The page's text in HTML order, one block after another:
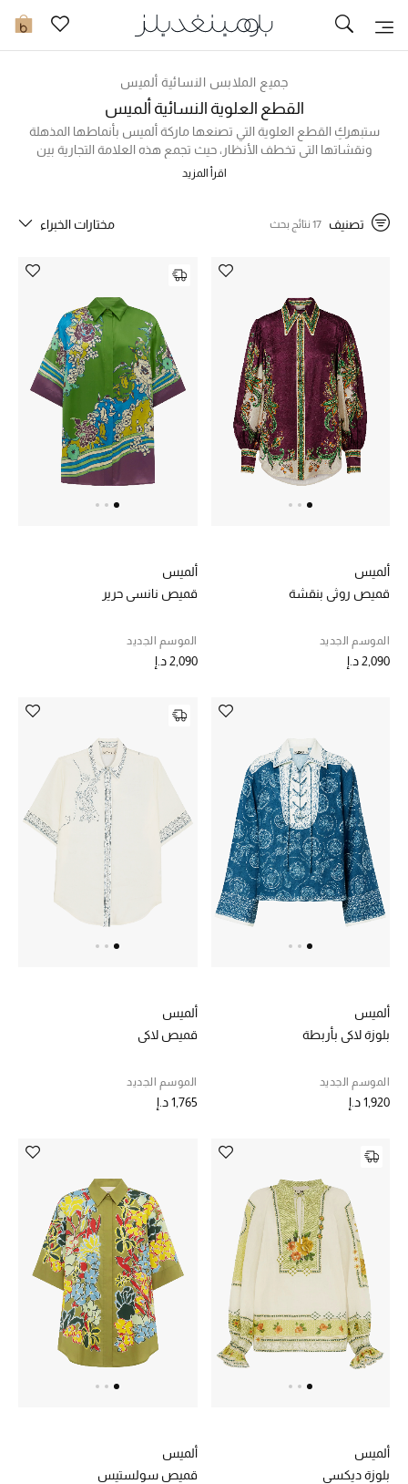
0 تخفيضات
جديد في الخصومات
النساء
الأطفال
مستلزمات المنزل
خصم حتى 70%
الموسم الجديد
الحقائب النسائية
أحذية النسائية
الرجال
الجمال
الأطفال
المجوهرات
جديد لدينا
نسوقوا أحدث ما وصلنا
عرض جميع المنتجات
خصومات
ما وصلنا حديثاً
الموسم الجديد
حصريًا عبر الإنترنت
جميع الملابس النسائية ألميس
القطع العلوية النسائية ألميس
ستبهركِ القطع العلوية التي تصنعها ماركة ألميس بأنماطها المذهلة
ونقشاتها التي تخطف الأنظار، حيث تجمع هذه العلامة التجارية بين
الأقمشة الناعمة والقصات المريحة والأسلوب الفريد من نوعه بشكل
على الصدر. اكتشفي التشكيلة الفاخرة من قطع ألميس العلوية أدناه
اقرأ المزيد
تصنيف 17 نتائج بحث مختارات الخبراء
ألميس
قميص روثي بنقشة
الموسم الجديد
2,090 د.إ
ألميس
قميص نانسي حرير
الموسم الجديد
2,090 د.إ
ألميس
بلوزة لاكي بأربطة
الموسم الجديد
1,920 د.إ
ألميس
قميص لاكي
الموسم الجديد
1,765 د.إ
ألميس
بلوزة ديكسي
ألميس
قميص سولستيس